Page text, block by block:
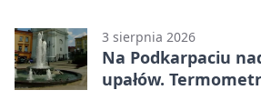
3 sierpnia 2026
Na Podkarpaciu
upałów.